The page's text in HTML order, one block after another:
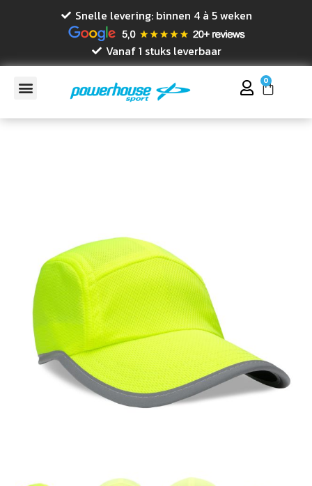
Snelle levering: binnen 4 à 5 weken
Vanaf 1 stuks leverbaar
0